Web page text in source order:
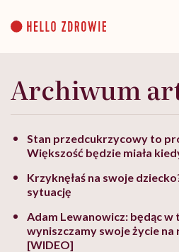
content
Archiwum
Stan przedcukrzycowy to
Większość będzie miała
Krzyknęłaś na swoje
sytuację
Adam Lewanowicz: będąc w
wyniszczamy swoje życie na
[WIDEO]